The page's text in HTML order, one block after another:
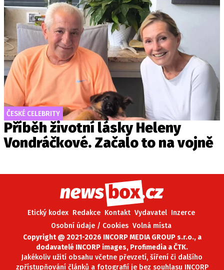
ČESKÉ CELEBRITY
Příběh životní lásky Heleny
Vondráčkové. Začalo to na vojně
Etický kodex Redakce Kontakt Vydavatel Inzerce
Osobní údaje / Cookies Volná místa
Copyright @ 2021-2026 INCORP MEDIA GROUP s.r.o., a
dodavatelé INCORP images, Profimedia a ČTK.
Jakékoliv užití obsahu včetne převzetí, šíření či dalšího
zpřístupňování článků a fotografií je bez souhlasu INCORP